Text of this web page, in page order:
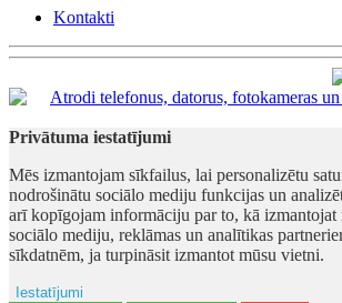
Kontakti
Privātuma iestatījumi
Mēs izmantojam sīkfailus, lai personalizētu
nodrošinātu sociālo mediju funkcijas un
arī kopīgojam informāciju par to, kā izmantojat
sociālo mediju, reklāmas un analītikas
sīkdatnēm, ja turpināsit izmantot mūsu vietni.
Iestatījumi